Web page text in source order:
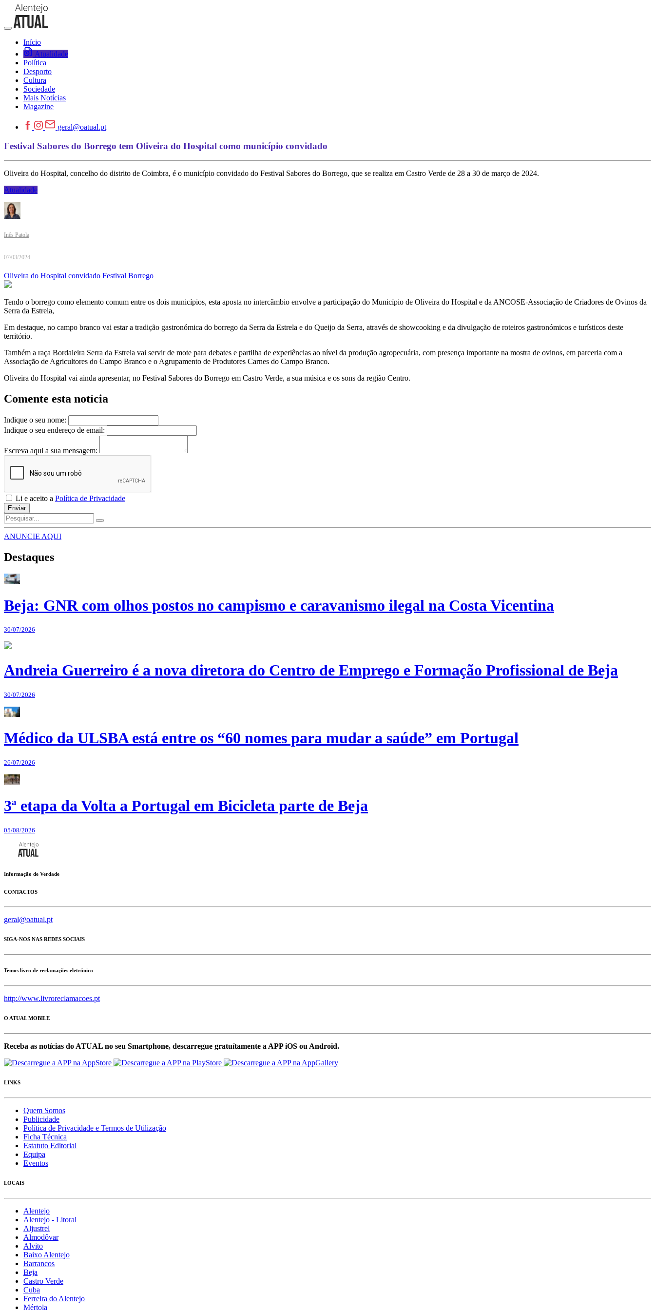
Início
Atualidade
Política
Desporto
Cultura
Sociedade
Mais Notícias
Magazine
geral@oatual.pt
Festival Sabores do Borrego tem Oliveira do Hospital como município convidado
Oliveira do Hospital, concelho do distrito de Coimbra, é o município convidado do Festival Sabores do Borrego, que se realiza em Castro Verde de 28 a 30 de março de 2024.
Atualidade
Inês Patola
07/03/2024
Oliveira do Hospital convidado Festival Borrego
Tendo o borrego como elemento comum entre os dois municípios, esta aposta no intercâmbio envolve a participação do Município de Oliveira do Hospital e da ANCOSE-Associação de Criadores de Ovinos da
Serra da Estrela,
Em destaque, no campo branco vai estar a tradição gastronómica do borrego da Serra da Estrela e do Queijo da Serra, através de showcooking e da divulgação de roteiros gastronómicos e turísticos deste
território.
Também a raça Bordaleira Serra da Estrela vai servir de mote para debates e partilha de experiências ao nível da produção agropecuária, com presença importante na mostra de ovinos, em parceria com a
Associação de Agricultores do Campo Branco e o Agrupamento de Produtores Carnes do Campo Branco.
Oliveira do Hospital vai ainda apresentar, no Festival Sabores do Borrego em Castro Verde, a sua música e os sons da região Centro.
Comente esta notícia
Indique o seu nome:
Indique o seu endereço de email:
Escreva aqui a sua mensagem:
Li e aceito a Política de Privacidade
Enviar
ANUNCIE AQUI
Destaques
Beja: GNR com olhos postos no campismo e caravanismo ilegal na Costa Vicentina
30/07/2026
Andreia Guerreiro é a nova diretora do Centro de Emprego e Formação Profissional de Beja
30/07/2026
Médico da ULSBA está entre os “60 nomes para mudar a saúde” em Portugal
26/07/2026
3ª etapa da Volta a Portugal em Bicicleta parte de Beja
05/08/2026
Informação de Verdade
CONTACTOS
geral@oatual.pt
SIGA-NOS NAS REDES SOCIAIS
Temos livro de reclamações eletrónico
http://www.livroreclamacoes.pt
O ATUAL MOBILE
Receba as notícias do ATUAL no seu Smartphone, descarregue gratuítamente a APP iOS ou Android.
LINKS
Quem Somos
Publicidade
Política de Privacidade e Termos de Utilização
Ficha Técnica
Estatuto Editorial
Equipa
Eventos
LOCAIS
Alentejo
Alentejo - Litoral
Aljustrel
Almodôvar
Alvito
Baixo Alentejo
Barrancos
Beja
Castro Verde
Cuba
Ferreira do Alentejo
Mértola